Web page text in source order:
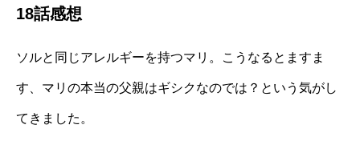
18話感想
ソルと同じアレルギーを持つマリ。こうなるとますま
す、マリの本当の父親はギシクなのでは？という気がし
てきました。